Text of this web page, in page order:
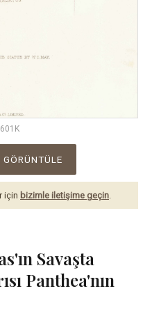
için bizimle iletişime geçin.
Savaşta
Panthea'nın